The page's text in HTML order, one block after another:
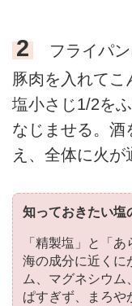
2
フライパン
豚肉を入れてこ
塩小さじ1/2を
なじませる。酒
え、全体に火が
知っておきたい塩
「精製塩」と「
海の成分に近くに
ム、マグネシウム
ぱすぎず、まろや